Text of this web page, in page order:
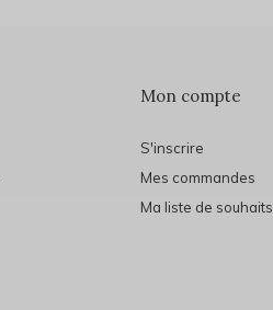
Mon compte
S'inscrire
Mes commandes
Ma liste de souhaits